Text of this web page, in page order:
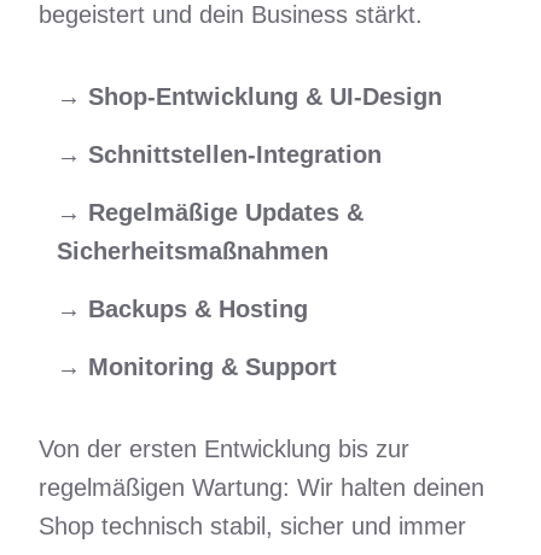
begeistert und dein Business stärkt.
→ Shop-Entwicklung & UI-Design
→ Schnittstellen-Integration
→ Regelmäßige Updates &
Sicherheitsmaßnahmen
→ Backups & Hosting
→ Monitoring & Support
Von der ersten Entwicklung bis zur
regelmäßigen Wartung: Wir halten deinen
Shop technisch stabil, sicher und immer